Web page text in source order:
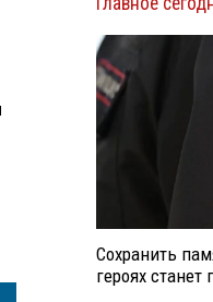
Сохранить
героях станет